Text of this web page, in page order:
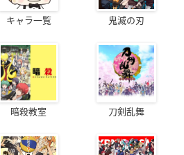
キャラ一覧 鬼滅の刃
暗殺教室 刀剣乱舞